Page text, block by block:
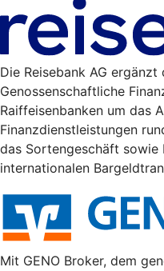
Die Reisebank AG ergänzt
Genossenschaftliche
Raiffeisenbanken um das
Finanzdienstleistungen
das Sortengeschäft sowie
internationalen
Mit GENO Broker, dem